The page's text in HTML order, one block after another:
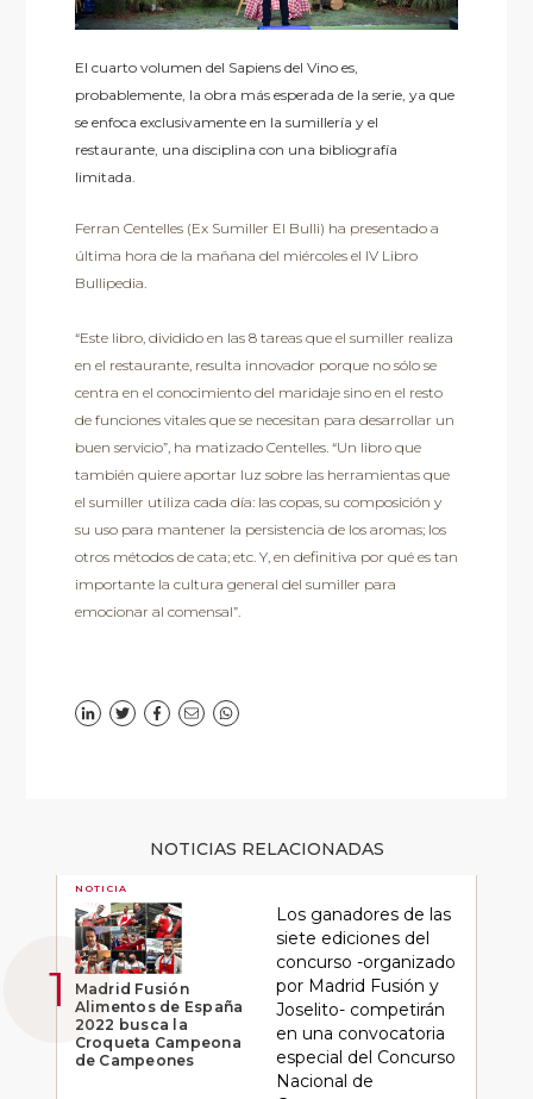
El cuarto volumen del Sapiens del Vino es,
probablemente, la obra más esperada de la serie, ya que
se enfoca exclusivamente en la sumillería y el
restaurante, una disciplina con una bibliografía
limitada.
Ferran Centelles (Ex Sumiller El Bulli) ha presentado a
última hora de la mañana del miércoles el IV Libro
Bullipedia.
“Este libro, dividido en las 8 tareas que el sumiller realiza
en el restaurante, resulta innovador porque no sólo se
centra en el conocimiento del maridaje sino en el resto
de funciones vitales que se necesitan para desarrollar un
buen servicio”, ha matizado Centelles. “Un libro que
también quiere aportar luz sobre las herramientas que
el sumiller utiliza cada día: las copas, su composición y
su uso para mantener la persistencia de los aromas; los
otros métodos de cata; etc. Y, en definitiva por qué es tan
importante la cultura general del sumiller para
emocionar al comensal”.
NOTICIAS RELACIONADAS
NOTICIA
Madrid Fusión
Alimentos de España
2022 busca la
Croqueta Campeona
de Campeones
Los ganadores de las
siete ediciones del
concurso -organizado
por Madrid Fusión y
Joselito- competirán
en una convocatoria
especial del Concurso
Nacional de